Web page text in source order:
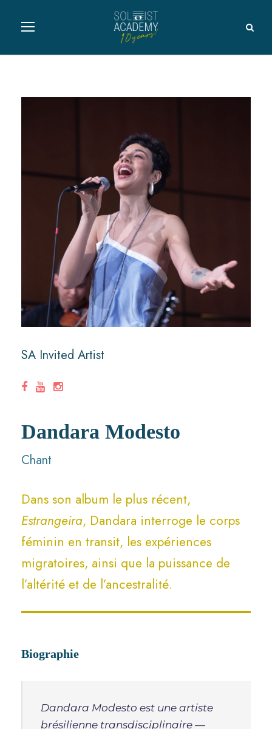
SA Invited Artist
Dandara Modesto
Chant
Dans son album le plus récent,
Estrangeira, Dandara interroge le corps
féminin en transit, les expériences
migratoires, ainsi que la puissance de
l’altérité et de l’ancestralité.
Biographie
Dandara Modesto est une artiste
brésilienne transdisciplinaire —